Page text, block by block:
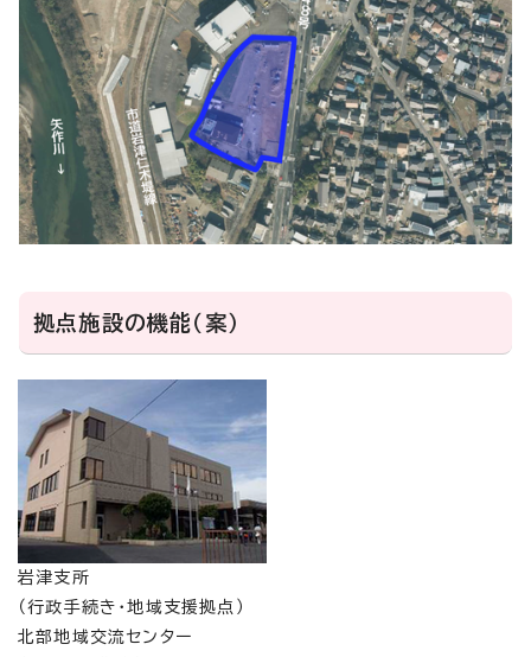
拠点施設の機能（案）
岩津支所
（行政手続き・地域支援拠点）
北部地域交流センター